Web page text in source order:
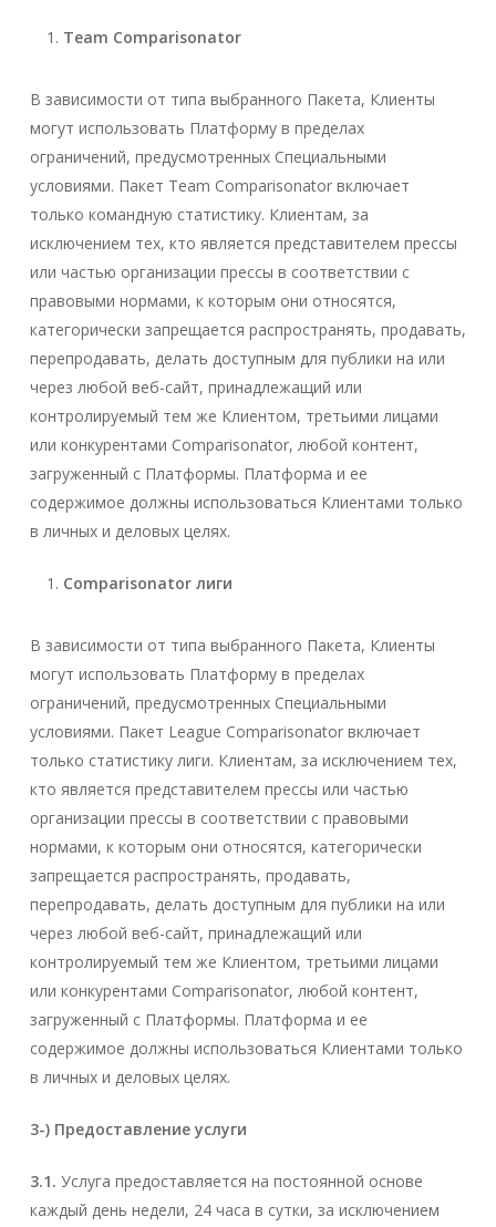
Team Comparisonator
В зависимости от типа выбранного Пакета, Клиенты
могут использовать Платформу в пределах
ограничений, предусмотренных Специальными
условиями. Пакет Team Comparisonator включает
только командную статистику. Клиентам, за
исключением тех, кто является представителем прессы
или частью организации прессы в соответствии с
правовыми нормами, к которым они относятся,
категорически запрещается распространять, продавать,
перепродавать, делать доступным для публики на или
через любой веб-сайт, принадлежащий или
контролируемый тем же Клиентом, третьими лицами
или конкурентами Comparisonator, любой контент,
загруженный с Платформы. Платформа и ее
содержимое должны использоваться Клиентами только
в личных и деловых целях.
Comparisonator лиги
В зависимости от типа выбранного Пакета, Клиенты
могут использовать Платформу в пределах
ограничений, предусмотренных Специальными
условиями. Пакет League Comparisonator включает
только статистику лиги. Клиентам, за исключением тех,
кто является представителем прессы или частью
организации прессы в соответствии с правовыми
нормами, к которым они относятся, категорически
запрещается распространять, продавать,
перепродавать, делать доступным для публики на или
через любой веб-сайт, принадлежащий или
контролируемый тем же Клиентом, третьими лицами
или конкурентами Comparisonator, любой контент,
загруженный с Платформы. Платформа и ее
содержимое должны использоваться Клиентами только
в личных и деловых целях.
3-) Предоставление услуги
3.1. Услуга предоставляется на постоянной основе
каждый день недели, 24 часа в сутки, за исключением